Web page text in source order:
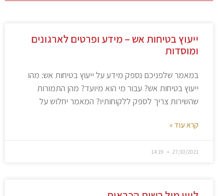
ייעוץ בטיחות אש – מידע ופרטים לארגונים
ומוסדות
במאמר שלפניכם נספק מידע על ייעוץ בטיחות אש: מהו
ייעוץ בטיחות אש? עבור מי הוא מיועד? מהן התמורות
שהשירות צריך לספק ללקוחותיו? המאמר יחלוש על
קרא עוד »
27/10/2021